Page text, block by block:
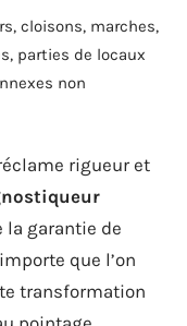
cloisons, marches,
parties de locaux
non
rigueur et
la garantie de
que l’on
transformation